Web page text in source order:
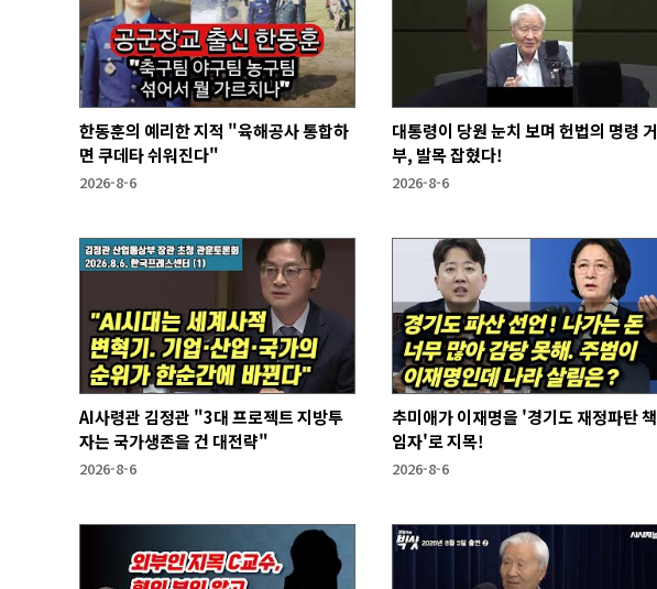
한동훈의 예리한 지적 "육해공사 통합하
면 쿠데타 쉬워진다"
2026-8-6
대통령이 당원 눈치 보며 헌법의 명령 거
부, 발목 잡혔다!
2026-8-6
AI사령관 김정관 "3대 프로젝트 지방투
자는 국가생존을 건 대전략"
2026-8-6
추미애가 이재명을 '경기도 재정파탄 책
임자'로 지목!
2026-8-6